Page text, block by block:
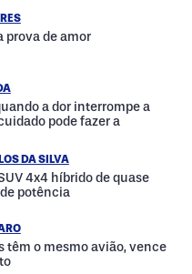
prova de amor
a dor interrompe a
pode fazer a
DA SILVA
4x4 híbrido de quase
potência
têm o mesmo avião, vence